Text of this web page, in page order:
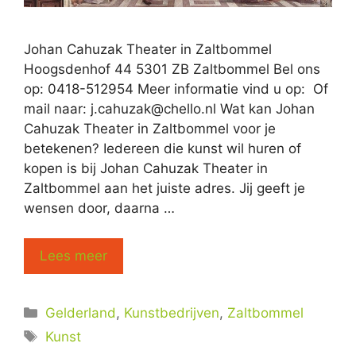
Johan Cahuzak Theater in Zaltbommel
Hoogsdenhof 44 5301 ZB Zaltbommel Bel ons
op: 0418-512954 Meer informatie vind u op: Of
mail naar: j.cahuzak@chello.nl Wat kan Johan
Cahuzak Theater in Zaltbommel voor je
betekenen? Iedereen die kunst wil huren of
kopen is bij Johan Cahuzak Theater in
Zaltbommel aan het juiste adres. Jij geeft je
wensen door, daarna …
Lees meer
Categorieën
Gelderland, Kunstbedrijven, Zaltbommel
Tags
Kunst